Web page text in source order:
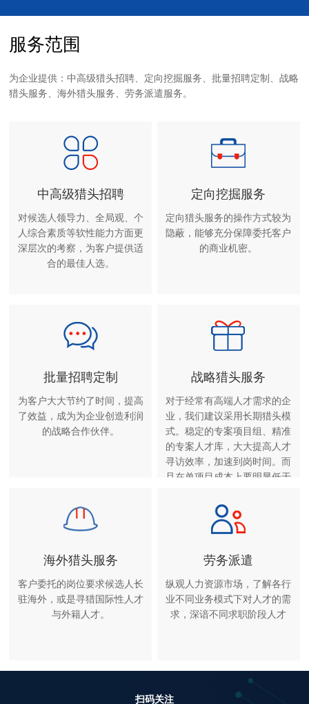
服务范围
为企业提供：中高级猎头招聘、定向挖掘服务、批量招聘定制、战略
猎头服务、海外猎头服务、劳务派遣服务。
中高级猎头招聘
对候选人领导力、全局观、个
人综合素质等软性能力方面更
深层次的考察，为客户提供适
合的最佳人选。
定向挖掘服务
定向猎头服务的操作方式较为
隐蔽，能够充分保障委托客户
的商业机密。
批量招聘定制
为客户大大节约了时间，提高
了效益，成为为企业创造利润
的战略合作伙伴。
战略猎头服务
对于经常有高端人才需求的企
业，我们建议采用长期猎头模
式。稳定的专案项目组、精准
的专案人才库，大大提高人才
寻访效率，加速到岗时间。而
且在单项目成本上要明显低于
海外猎头服务
客户委托的岗位要求候选人长
驻海外，或是寻猎国际性人才
与外籍人才。
劳务派遣
纵观人力资源市场，了解各行
业不同业务模式下对人才的需
求，深谙不同求职阶段人才
扫码关注